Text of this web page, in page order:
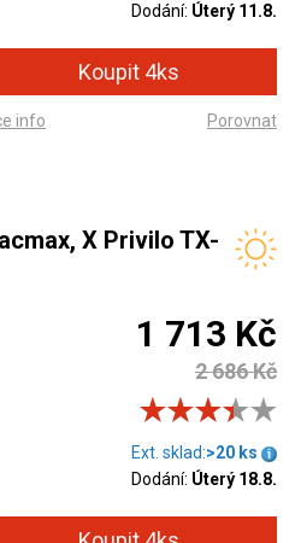
Dodání: Úterý 11.8.
info Porovnat
X Privilo TX-
1 713 Kč
2 686 Kč
Ext. sklad:>20 ks
Dodání: Úterý 18.8.